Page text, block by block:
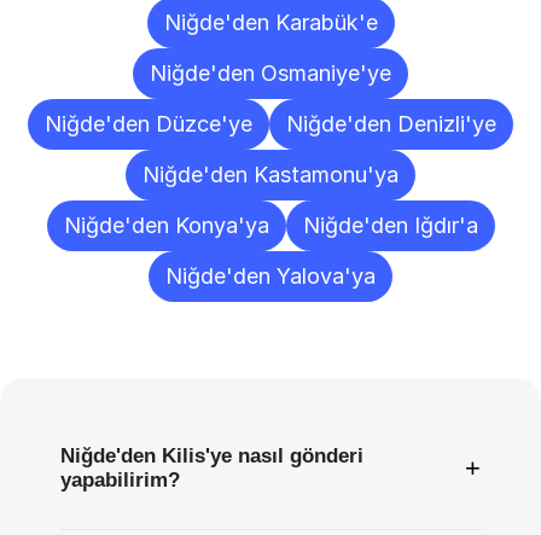
Niğde'den Karabük'e
Niğde'den Osmaniye'ye
Niğde'den Düzce'ye
Niğde'den Denizli'ye
Niğde'den Kastamonu'ya
Niğde'den Konya'ya
Niğde'den Iğdır'a
Niğde'den Yalova'ya
Niğde'den Kilis'ye nasıl gönderi
yapabilirim?
+